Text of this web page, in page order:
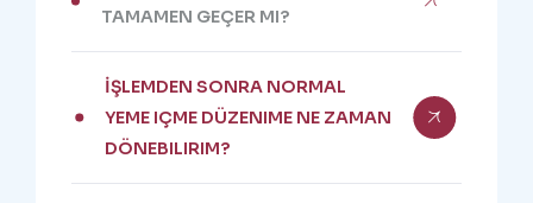
TAMAMEN GEÇER MI?
İŞLEMDEN SONRA NORMAL
YEME IÇME DÜZENIME NE ZAMAN
DÖNEBILIRIM?